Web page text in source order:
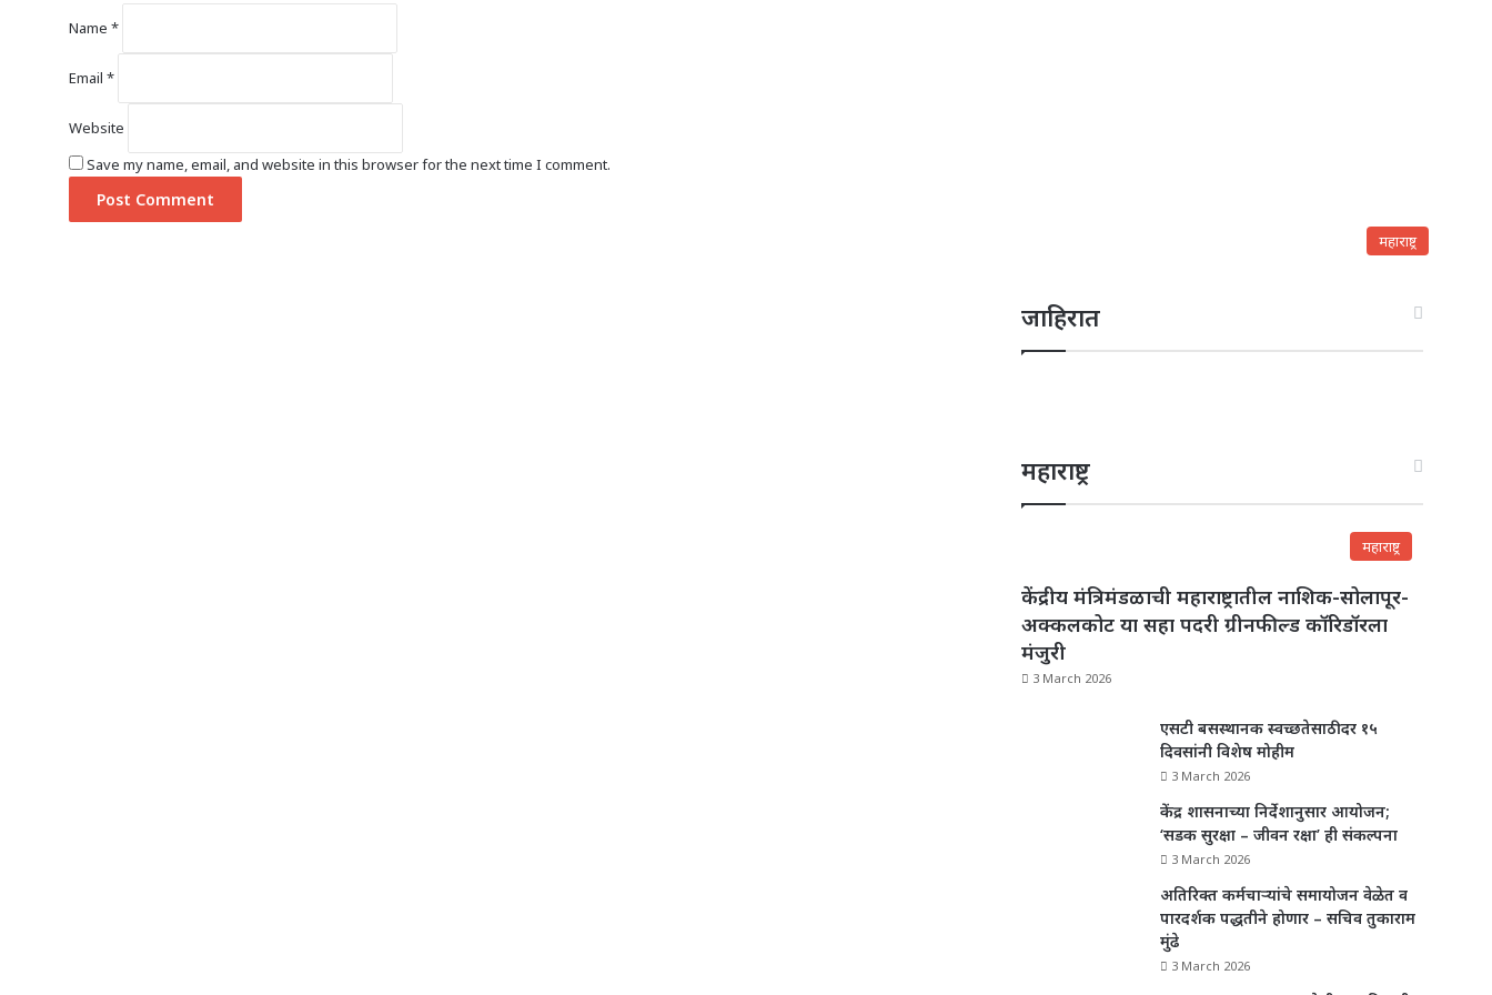
Name *
Email *
Website
Save my name, email, and website in this browser for the next time I comment.
महाराष्ट्र
जाहिरात
महाराष्ट्र
महाराष्ट्र
केंद्रीय मंत्रिमंडळाची महाराष्ट्रातील नाशिक-सोलापूर-
अक्कलकोट या सहा पदरी ग्रीनफील्ड कॉरिडॉरला
मंजुरी
3 March 2026
एसटी बसस्थानक स्वच्छतेसाठी दर १५
दिवसांनी विशेष मोहीम
3 March 2026
केंद्र शासनाच्या निर्देशानुसार आयोजन;
‘सडक सुरक्षा – जीवन रक्षा’ ही संकल्पना
3 March 2026
अतिरिक्त कर्मचाऱ्यांचे समायोजन वेळेत व
पारदर्शक पद्धतीने होणार – सचिव तुकाराम
मुंढे
3 March 2026